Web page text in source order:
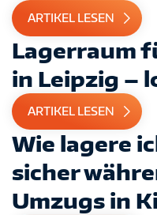
ARTIKEL LESEN
Lagerraum
in Leipzig –
ARTIKEL LESEN
Wie lagere
sicher
Umzugs in